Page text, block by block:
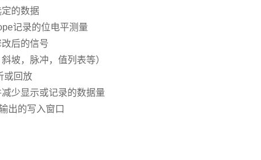
的数据
记录的位电平测量
后的信号
坡，脉冲，值列表等）
或回放
少显示或记录的数据量
出的写入窗口